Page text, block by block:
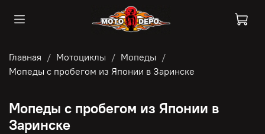
Главная Мотоциклы
Мопеды
Мопеды с пробегом из Японии в Заринске
Мопеды с пробегом из Японии в
Заринске